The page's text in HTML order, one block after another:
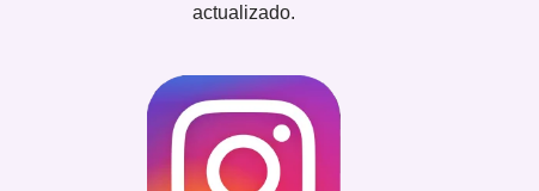
actualizado.